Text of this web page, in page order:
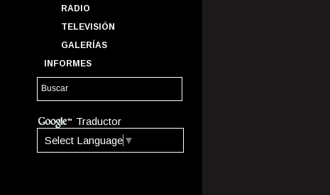
RADIO
TELEVISIÓN
GALERÍAS
INFORMES
Traductor
Select Language ▼